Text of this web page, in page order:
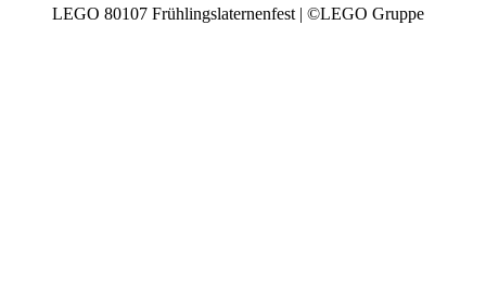
LEGO 80107 Frühlingslaternenfest | ©LEGO Gruppe